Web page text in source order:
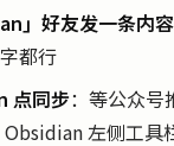
」好友发一条内容
都行
点同步：等公众号
左侧工具